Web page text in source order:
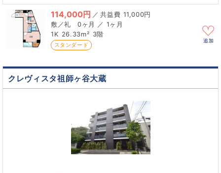
114,000円 ／
11,000円
0ヶ月 ／ 1ヶ月
1K 26.33m² 3階
スタンダード
追加
クレヴィスタ祖師ヶ谷大蔵